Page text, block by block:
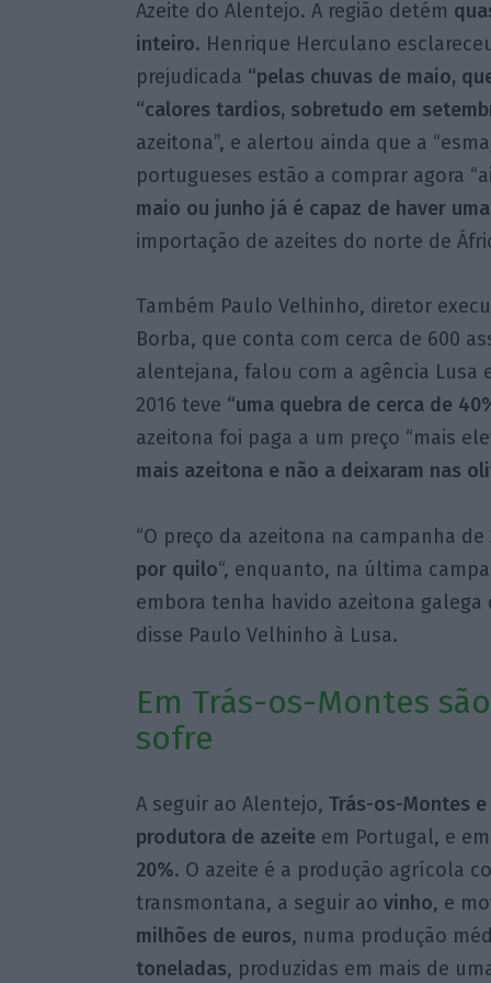
Azeite do Alentejo. A região detém
inteiro. Henrique Herculano
prejudicada “pelas chuvas de maio,
“calores tardios, sobretudo em
azeitona”, e alertou ainda que a
portugueses estão a comprar agora
maio ou junho já é capaz de haver
importação de azeites do norte de
Também Paulo Velhinho, diretor
Borba, que conta com cerca de 600
alentejana, falou com a agência Lusa
2016 teve “uma quebra de cerca de
azeitona foi paga a um preço “mais
mais azeitona e não a deixaram nas
“O preço da azeitona na campanha
por quilo“, enquanto, na última
embora tenha havido azeitona galega
disse Paulo Velhinho à Lusa.
Em Trás-os-Montes
sofre
A seguir ao Alentejo, Trás-os-Montes
produtora de azeite em Portugal, e
20%. O azeite é a produção agrícola
transmontana, a seguir ao vinho, e
milhões de euros, numa produção
toneladas, produzidas em mais de